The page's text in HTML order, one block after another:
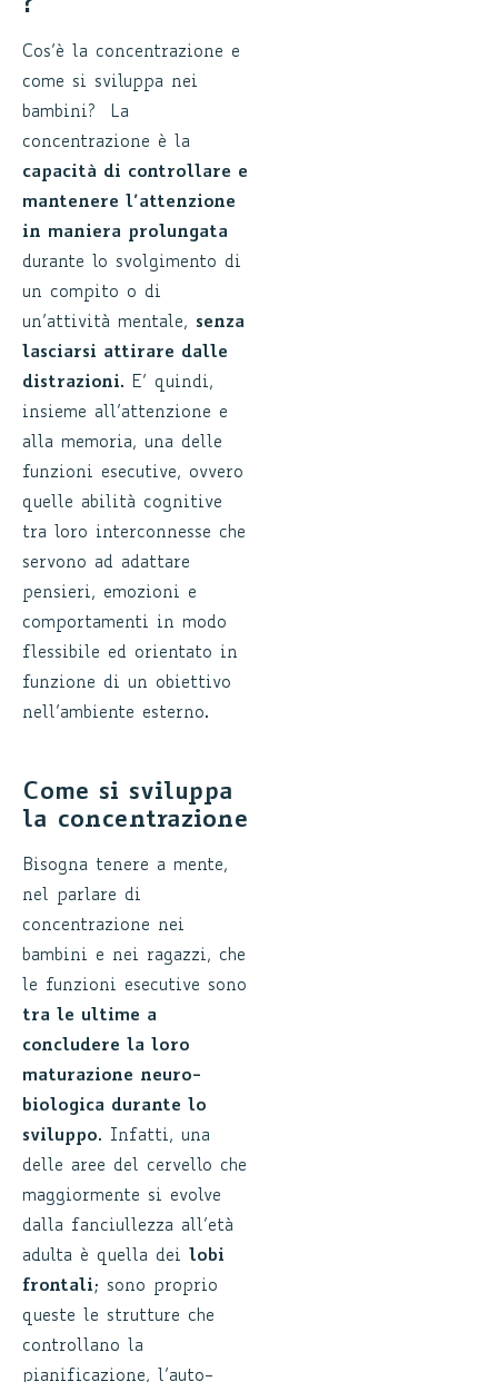
Cos’è la concentrazione e
come si sviluppa nei
bambini? La
concentrazione è la
capacità di controllare e
mantenere l’attenzione
in maniera prolungata
durante lo svolgimento di
un compito o di
un’attività mentale, senza
lasciarsi attirare dalle
distrazioni. E’ quindi,
insieme all’attenzione e
alla memoria, una delle
funzioni esecutive, ovvero
quelle abilità cognitive
tra loro interconnesse che
servono ad adattare
pensieri, emozioni e
comportamenti in modo
flessibile ed orientato in
funzione di un obiettivo
nell’ambiente esterno.
Come si sviluppa
la concentrazione
Bisogna tenere a mente,
nel parlare di
concentrazione nei
bambini e nei ragazzi, che
le funzioni esecutive sono
tra le ultime a
concludere la loro
maturazione neuro-
biologica durante lo
sviluppo. Infatti, una
delle aree del cervello che
maggiormente si evolve
dalla fanciullezza all’età
adulta è quella dei
lobi
frontali ; sono proprio
queste le strutture che
controllano la
pianificazione, l’auto-